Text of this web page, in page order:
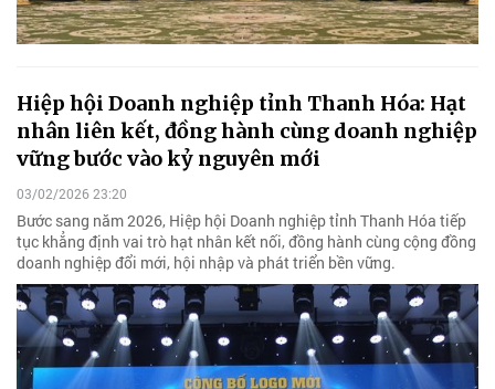
Hiệp hội Doanh nghiệp tỉnh Thanh Hóa: Hạt
nhân liên kết, đồng hành cùng doanh nghiệp
vững bước vào kỷ nguyên mới
03/02/2026 23:20
Bước sang năm 2026, Hiệp hội Doanh nghiệp tỉnh Thanh Hóa tiếp
tục khẳng định vai trò hạt nhân kết nối, đồng hành cùng cộng đồng
doanh nghiệp đổi mới, hội nhập và phát triển bền vững.